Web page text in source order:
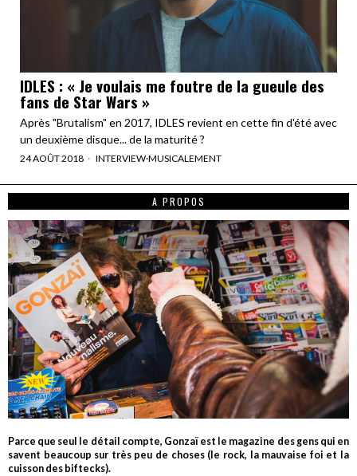
IDLES : « Je voulais me foutre de la gueule des
fans de Star Wars »
Après "Brutalism" en 2017, IDLES revient en cette fin d'été avec
un deuxième disque... de la maturité ?
24 AOÛT 2018 INTERVIEW·MUSICALEMENT
A PROPOS
Parce que seul le détail compte, Gonzaï est le magazine des gens qui en
savent beaucoup sur très peu de choses (le rock, la mauvaise foi et la
cuisson des biftecks).